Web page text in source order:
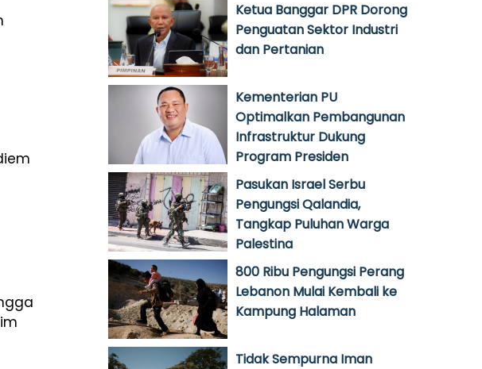
Ketua Banggar DPR Dorong
Penguatan Sektor Industri
dan Pertanian
Kementerian PU
Optimalkan Pembangunan
Infrastruktur Dukung
Program Presiden
Pasukan Israel Serbu
Pengungsi Qalandia,
Tangkap Puluhan Warga
Palestina
800 Ribu Pengungsi Perang
Lebanon Mulai Kembali ke
Kampung Halaman
Tidak Sempurna Iman